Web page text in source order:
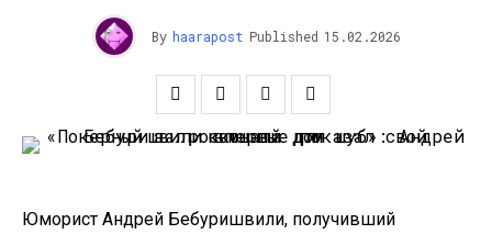
By haarapost Published 15.02.2026
Юморист Андрей Бебуришвили, получивший